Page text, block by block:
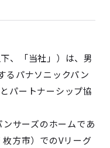
、「当社」）は、男
るパナソニックパン
パートナーシップ協
サーズのホームであ
方市）でのVリーグ